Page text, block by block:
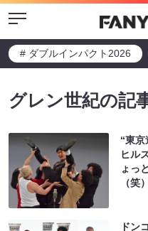
Menu
# ダブルインパクト2026
グレン世紀の記
“東
ヒル
ょっ
（笑
ドン